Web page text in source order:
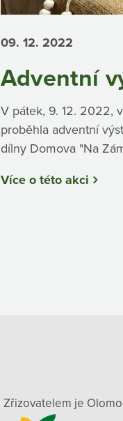
09. 12. 2022
Adventní
V pátek, 9. 12. 2022,
proběhla adventní
dílny Domova "Na
Více o této akci
Zřizovatelem je